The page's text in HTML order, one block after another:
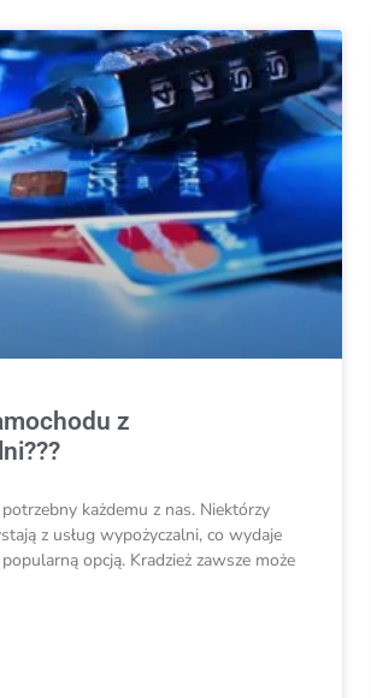
z
każdemu z nas. Niektórzy
z usług wypożyczalni, co wydaje
opcją. Kradzież zawsze może